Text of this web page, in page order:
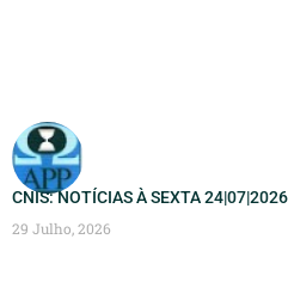
CNIS: NOTÍCIAS À SEXTA 24|07|2026
29 Julho, 2026